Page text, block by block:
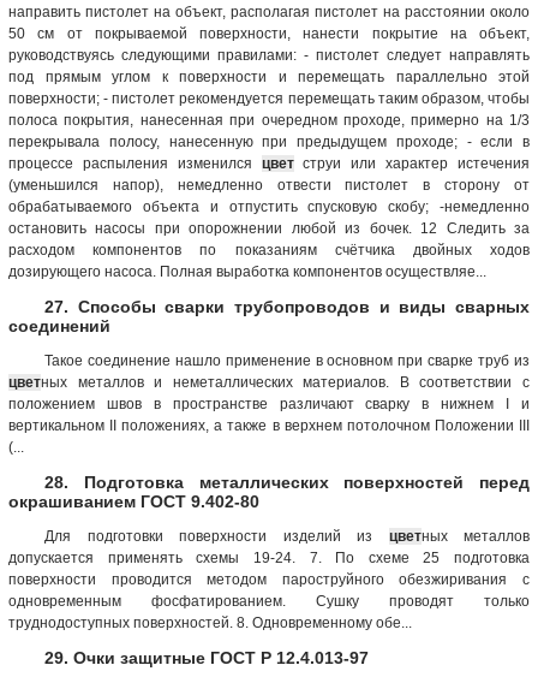
направить пистолет на объект, располагая пистолет на расстоянии около
50 см от покрываемой поверхности, нанести покрытие на объект,
руководствуясь следующими правилами: - пистолет следует направлять
под прямым углом к поверхности и перемещать параллельно этой
поверхности; - пистолет рекомендуется перемещать таким образом, чтобы
полоса покрытия, нанесенная при очередном проходе, примерно на 1/3
перекрывала полосу, нанесенную при предыдущем проходе; - если в
процессе распыления изменился цветструи или характер истечения
(уменьшился напор), немедленно отвести пистолет в сторону от
обрабатываемого объекта и отпустить спусковую скобу; -немедленно
остановить насосы при опорожнении любой из бочек. 12 Следить за
расходом компонентов по показаниям счётчика двойных ходов
дозирующего насоса. Полная выработка компонентов осуществляе...
27. Способы сварки трубопроводов и виды сварных
соединений
Такое соединение нашло применение в основном при сварке труб из
цветных металлов и неметаллических материалов. В соответствии с
положением швов в пространстве различают сварку в нижнем I и
вертикальном II положениях, а также в верхнем потолочном Положении III
(...
28. Подготовка металлических поверхностей перед
окрашиванием ГОСТ 9.402-80
Для подготовки поверхности изделий из цветных металлов
допускается применять схемы 19-24. 7. По схеме 25 подготовка
поверхности проводится методом пароструйного обезжиривания с
одновременным фосфатированием. Сушку проводят только
труднодоступных поверхностей. 8. Одновременному обе...
29. Очки защитные ГОСТ Р 12.4.013-97